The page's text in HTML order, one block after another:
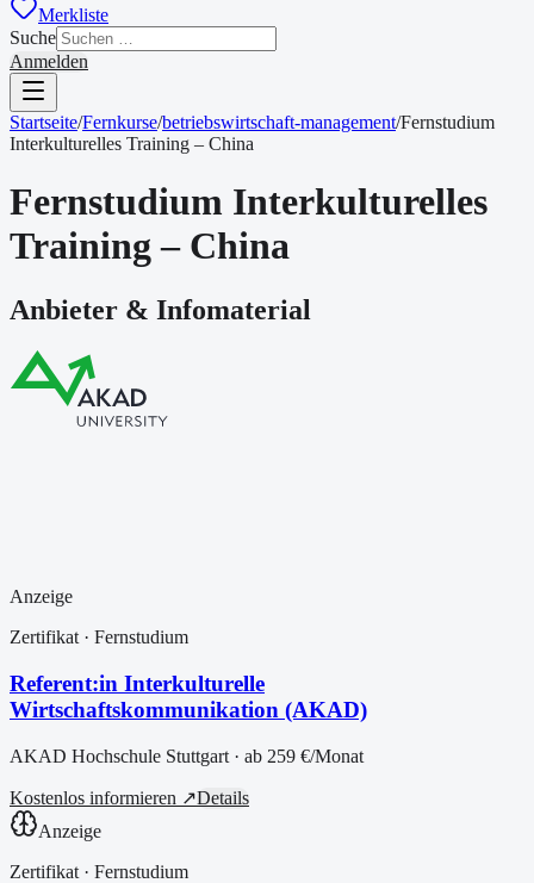
Merkliste
Suche
Anmelden
Startseite/Fernkurse/betriebswirtschaft-management/Fernstudium
Interkulturelles Training – China
Fernstudium Interkulturelles
Training – China
Anbieter & Infomaterial
Anzeige
Zertifikat· Fernstudium
Referent:in Interkulturelle
Wirtschaftskommunikation (AKAD)
AKAD Hochschule Stuttgart · ab 259 €/Monat
Kostenlos informieren ↗Details
Anzeige
Zertifikat · Fernstudium